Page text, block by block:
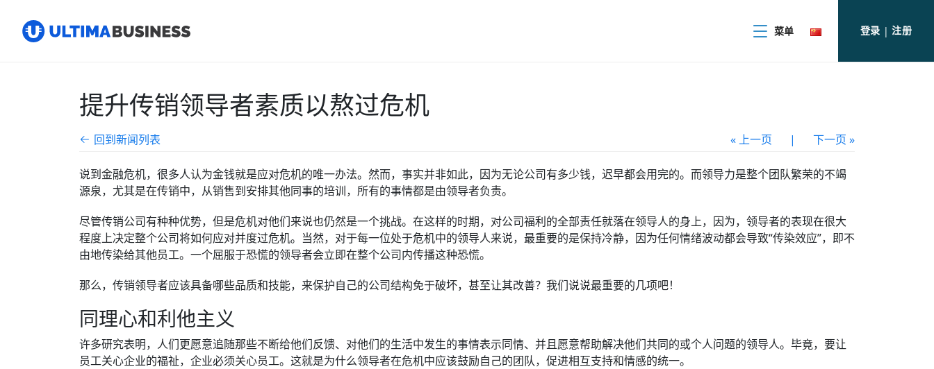
菜单 登录 |注册
提升传销领导者素质以熬过危机
回到新闻列表 « 上一页 | 下一页 »
说到金融危机，很多人认为金钱就是应对危机的唯一办法。然而，事实并非如此，因为无论公司有多少钱，迟早都会用完的。而领导力是整个团队繁荣的不竭
源泉，尤其是在传销中，从销售到安排其他同事的培训，所有的事情都是由领导者负责。
尽管传销公司有种种优势，但是危机对他们来说也仍然是一个挑战。在这样的时期，对公司福利的全部责任就落在领导人的身上，因为，领导者的表现在很大
程度上决定整个公司将如何应对并度过危机。当然，对于每一位处于危机中的领导人来说，最重要的是保持冷静，因为任何情绪波动都会导致“传染效应”，即不
由地传染给其他员工。一个屈服于恐慌的领导者会立即在整个公司内传播这种恐慌。
那么，传销领导者应该具备哪些品质和技能，来保护自己的公司结构免于破坏，甚至让其改善？我们说说最重要的几项吧！
同理心和利他主义
许多研究表明，人们更愿意追随那些不断给他们反馈、对他们的生活中发生的事情表示同情、并且愿意帮助解决他们共同的或个人问题的领导人。毕竟，要让
员工关心企业的福祉，企业必须关心员工。这就是为什么领导者在危机中应该鼓励自己的团队，促进相互支持和情感的统一。